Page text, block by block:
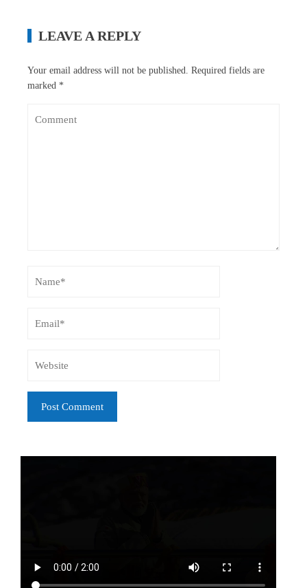
LEAVE A REPLY
Your email address will not be published.
Required fields are
marked *